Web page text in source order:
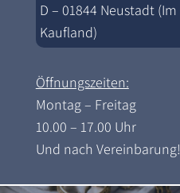
D – 01844 Neustadt (Im
Kaufland)
Öffnungszeiten:
Montag – Freitag
10.00 – 17.00 Uhr
Und nach Vereinbarung!